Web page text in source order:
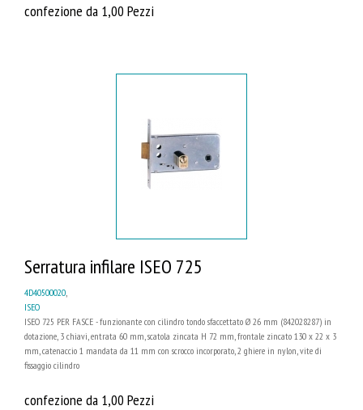
confezione da 1,00 Pezzi
Serratura infilare ISEO 725
4D40500020
ISEO
ISEO 725 PER FASCE - funzionante con cilindro tondo sfaccettato Ø 26 mm (842028287) in
dotazione, 3 chiavi, entrata 60 mm, scatola zincata H 72 mm, frontale zincato 130 x 22 x 3
mm, catenaccio 1 mandata da 11 mm con scrocco incorporato, 2 ghiere in nylon, vite di
fissaggio cilindro
confezione da 1,00 Pezzi